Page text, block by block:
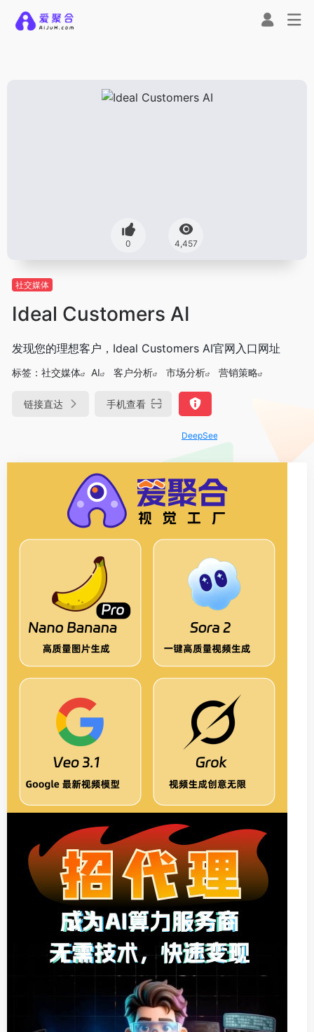
0 4,457
社交媒体
Ideal Customers AI
发现您的理想客户，Ideal Customers AI官网入口网址
标签： 社交媒体 AI 客户分析 市场分析 营销策略
链接直达 手机查看
DeepSeek-R1、V3满血版免费用！- 字